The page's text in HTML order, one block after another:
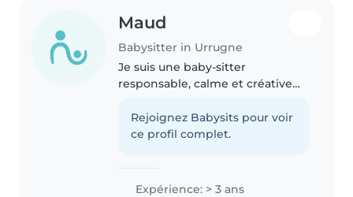
Maud
Babysitter in Urrugne
Je suis une baby-sitter
responsable, calme et créative
garde d'enfants de tous âges. Je
suis certifiée en premiers
Rejoignez Babysits pour voir
ce profil complet.
Expérience: > 3 ans